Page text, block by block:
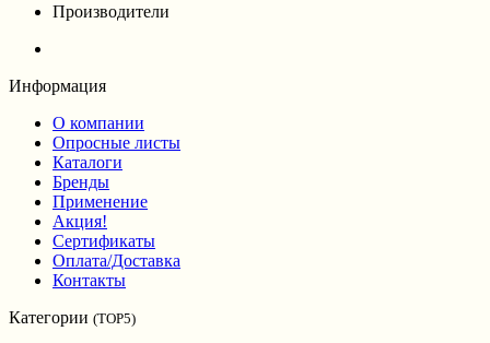
Производители
Информация
О компании
Опросные листы
Каталоги
Бренды
Применение
Акция!
Сертификаты
Оплата/Доставка
Контакты
Категории (TOP5)